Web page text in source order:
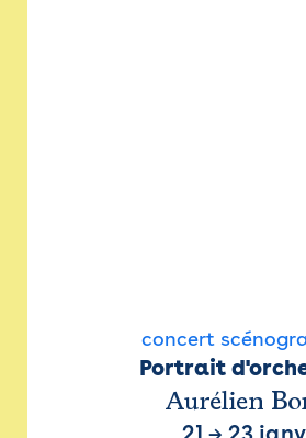
concert
Portrait
Aurélien